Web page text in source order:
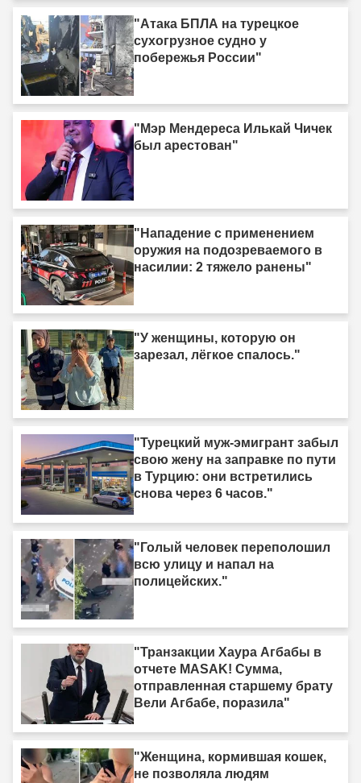
"Атака БПЛА на турецкое
сухогрузное судно у
побережья России"
"Мэр Мендереса Илькай Чичек
был арестован"
"Нападение с применением
оружия на подозреваемого в
насилии: 2 тяжело ранены"
"У женщины, которую он
зарезал, лёгкое спалось."
"Турецкий муж-эмигрант забыл
свою жену на заправке по пути
в Турцию: они встретились
снова через 6 часов."
"Голый человек переполошил
всю улицу и напал на
полицейских."
"Транзакции Хаура Агбабы в
отчете MASAK! Сумма,
отправленная старшему брату
Вели Агбабе, поразила"
"Женщина, кормившая кошек,
не позволяла людям